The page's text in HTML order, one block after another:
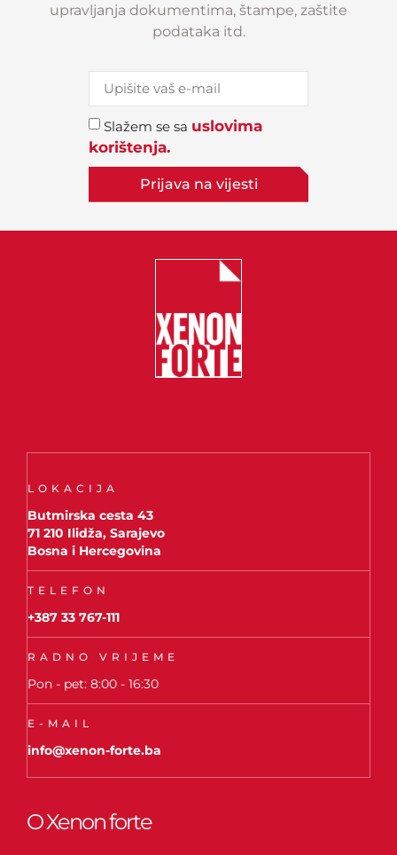
upravljanja dokumentima, štampe, zaštite
podataka itd.
Slažem se sa uslovima
korištenja.
Prijava na vijesti
LOKACIJA
Butmirska cesta 43
71 210 Ilidža, Sarajevo
Bosna i Hercegovina
TELEFON
+387 33 767-111
RADNO VRIJEME
Pon - pet: 8:00 - 16:30
E-MAIL
info@xenon-forte.ba
O Xenon forte